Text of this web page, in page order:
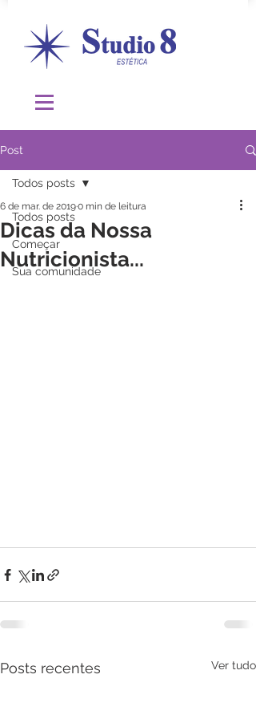
Post
Todos posts
Começar
Sua comunidade
Todos posts
Dicas da Nossa
Nutricionista...
6 de mar. de 20190 min de leitura
Posts recentes Ver tudo